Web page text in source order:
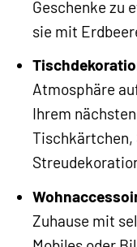
Geschenke zu
sie mit
Atmosphäre
Ihrem
Tischkärtchen,
Zuhause mit